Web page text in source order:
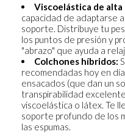
Viscoelástica de alta
capacidad de adaptarse
soporte. Distribuye tu
los puntos de presión y
"abrazo" que ayuda a
Colchones híbridos:
recomendadas hoy en
ensacados (que dan un
transpirabilidad
viscoelástica o látex. Te
soporte profundo de los
las espumas.